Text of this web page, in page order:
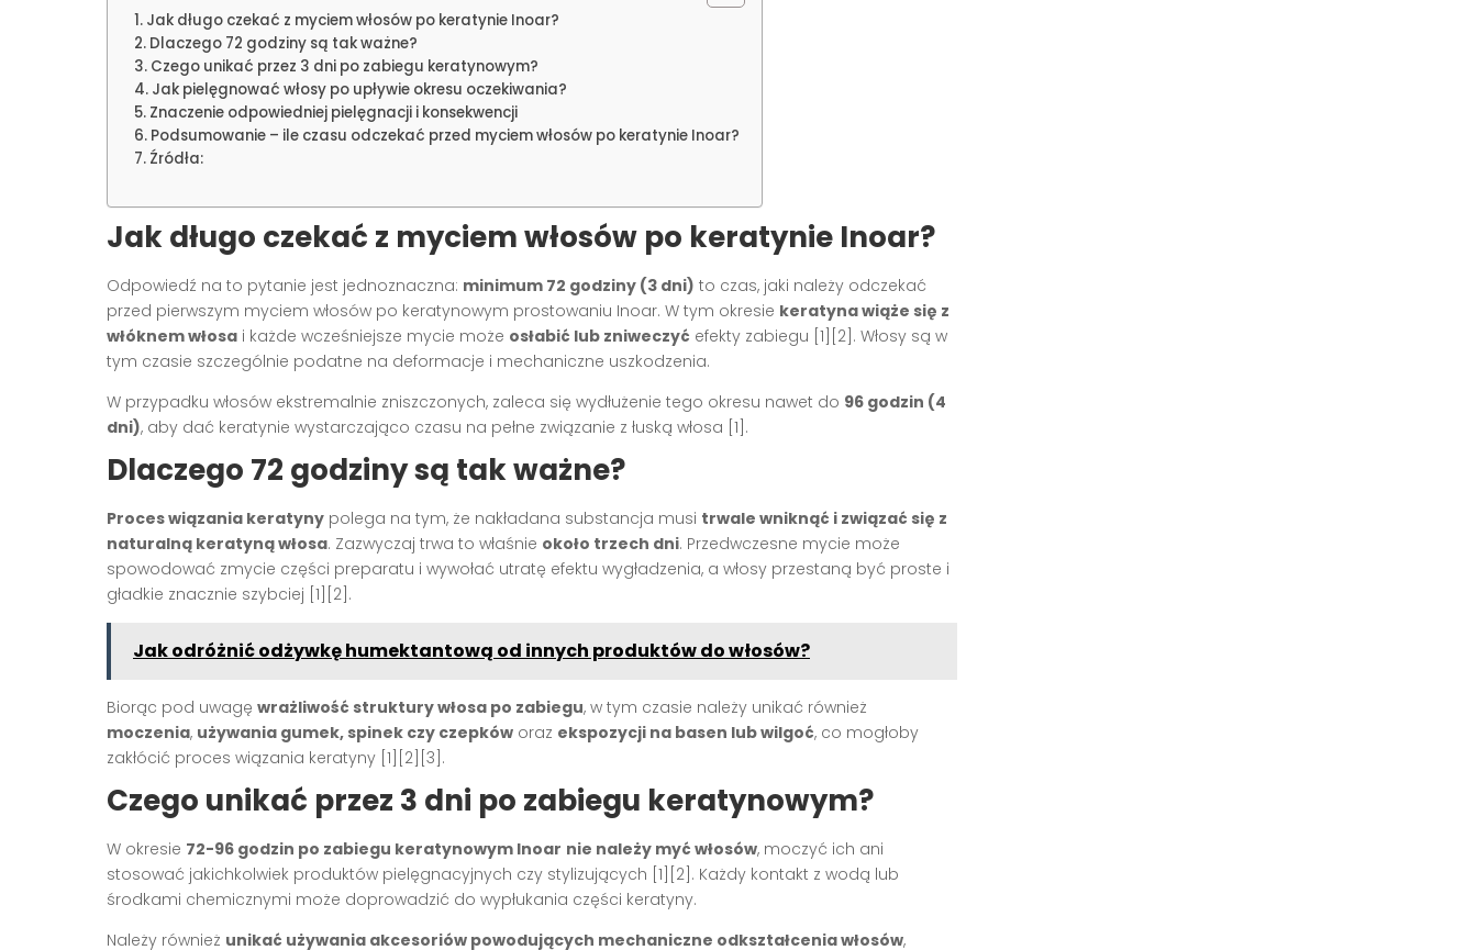
Jak długo czekać z myciem włosów po keratynie Inoar?
Dlaczego 72 godziny są tak ważne?
Czego unikać przez 3 dni po zabiegu keratynowym?
Jak pielęgnować włosy po upływie okresu oczekiwania?
Znaczenie odpowiedniej pielęgnacji i konsekwencji
Podsumowanie – ile czasu odczekać przed myciem włosów po keratynie Inoar?
Źródła:
Jak długo czekać z myciem włosów po keratynie Inoar?
Odpowiedź na to pytanie jest jednoznaczna: minimum 72 godziny (3 dni) to czas, jaki należy odczekać
przed pierwszym myciem włosów po keratynowym prostowaniu Inoar. W tym okresie keratyna wiąże się z
włóknem włosa i każde wcześniejsze mycie może osłabić lub zniweczyć efekty zabiegu [1][2] . Włosy są w
tym czasie szczególnie podatne na deformacje i mechaniczne uszkodzenia.
W przypadku włosów ekstremalnie zniszczonych, zaleca się wydłużenie tego okresu nawet do 96 godzin (4
dni), aby dać keratynie wystarczająco czasu na pełne związanie z łuską włosa [1] .
Dlaczego 72 godziny są tak ważne?
Proces wiązania keratyny polega na tym, że nakładana substancja musi trwale wniknąć i związać się z
naturalną keratyną włosa. Zazwyczaj trwa to właśnie około trzech dni. Przedwczesne mycie może
spowodować zmycie części preparatu i wywołać utratę efektu wygładzenia, a włosy przestaną być proste i
gładkie znacznie szybciej [1][2] .
Jak odróżnić odżywkę humektantową od innych produktów do włosów?
Biorąc pod uwagę wrażliwość struktury włosa po zabiegu, w tym czasie należy unikać również
moczenia, używania gumek, spinek czy czepków oraz ekspozycji na basen lub wilgoć, co mogłoby
zakłócić proces wiązania keratyny [1][2][3] .
Czego unikać przez 3 dni po zabiegu keratynowym?
W okresie 72-96 godzin po zabiegu keratynowym Inoar nie należy myć włosów, moczyć ich ani
stosować jakichkolwiek produktów pielęgnacyjnych czy stylizujących [1][2] . Każdy kontakt z wodą lub
środkami chemicznymi może doprowadzić do wypłukania części keratyny.
Należy również unikać używania akcesoriów powodujących mechaniczne odkształcenia włosów,